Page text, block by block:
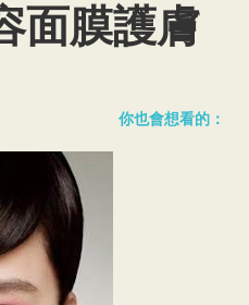
面膜護膚
你也會想看的：